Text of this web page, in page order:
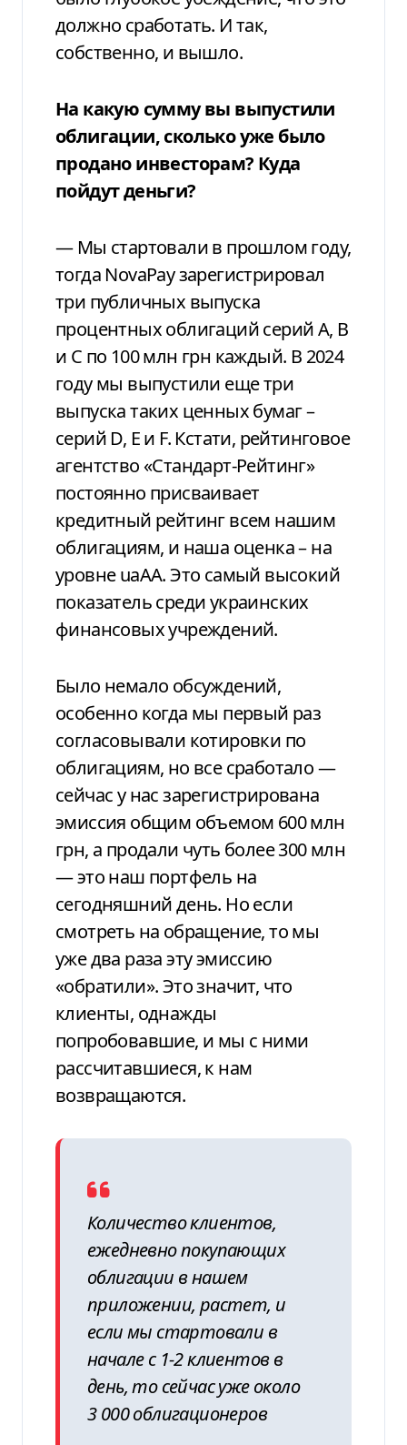
должно сработать. И так,
собственно, и вышло.
На какую сумму вы выпустили
облигации, сколько уже было
продано инвесторам? Куда
пойдут деньги?
— Мы стартовали в прошлом году,
тогда NovaPay зарегистрировал
три публичных выпуска
процентных облигаций серий A, B
и C по 100 млн грн каждый. В 2024
году мы выпустили еще три
выпуска таких ценных бумаг –
серий D, Е и F. Кстати, рейтинговое
агентство «Стандарт-Рейтинг»
постоянно присваивает
кредитный рейтинг всем нашим
облигациям, и наша оценка – на
уровне uaAA. Это самый высокий
показатель среди украинских
финансовых учреждений.
Было немало обсуждений,
особенно когда мы первый раз
согласовывали котировки по
облигациям, но все сработало —
сейчас у нас зарегистрирована
эмиссия общим объемом 600 млн
грн, а продали чуть более 300 млн
— это наш портфель на
сегодняшний день. Но если
смотреть на обращение, то мы
уже два раза эту эмиссию
«обратили». Это значит, что
клиенты, однажды
попробовавшие, и мы с ними
рассчитавшиеся, к нам
возвращаются.
Количество клиентов,
ежедневно покупающих
облигации в нашем
приложении, растет, и
если мы стартовали в
начале с 1-2 клиентов в
день, то сейчас уже около
3 000 облигационеров